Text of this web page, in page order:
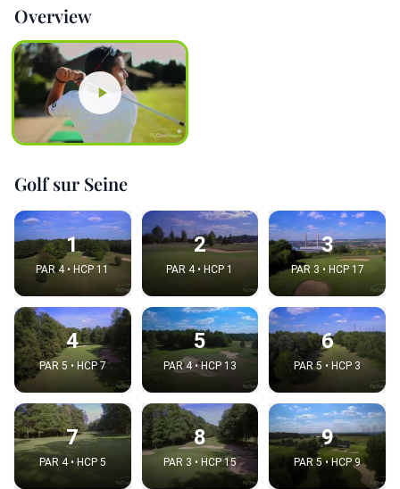
Overview
Golf sur Seine
1
PAR 4 • HCP 11
2
PAR 4 • HCP 1
3
PAR 3 • HCP 17
4
PAR 5 • HCP 7
5
PAR 4 • HCP 13
6
PAR 5 • HCP 3
7
PAR 4 • HCP 5
8
PAR 3 • HCP 15
9
PAR 5 • HCP 9